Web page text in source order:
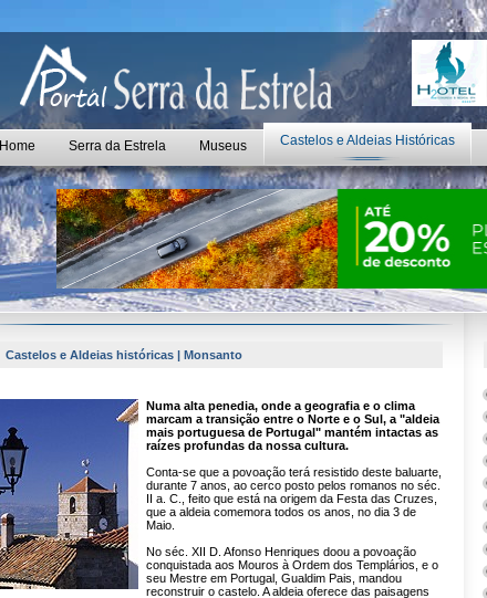
Home Serra da Estrela Museus Castelos e Aldeias Históricas
Castelos e Aldeias históricas | Monsanto
Numa alta penedia, onde a geografia e o clima
marcam a transição entre o Norte e o Sul, a "aldeia
mais portuguesa de Portugal" mantém intactas as
raízes profundas da nossa cultura.
Conta-se que a povoação terá resistido deste baluarte,
durante 7 anos, ao cerco posto pelos romanos no séc.
II a. C., feito que está na origem da Festa das Cruzes,
que a aldeia comemora todos os anos, no dia 3 de
Maio.
No séc. XII D. Afonso Henriques doou a povoação
conquistada aos Mouros à Ordem dos Templários, e o
seu Mestre em Portugal, Gualdim Pais, mandou
reconstruir o castelo. A aldeia oferece das paisagens